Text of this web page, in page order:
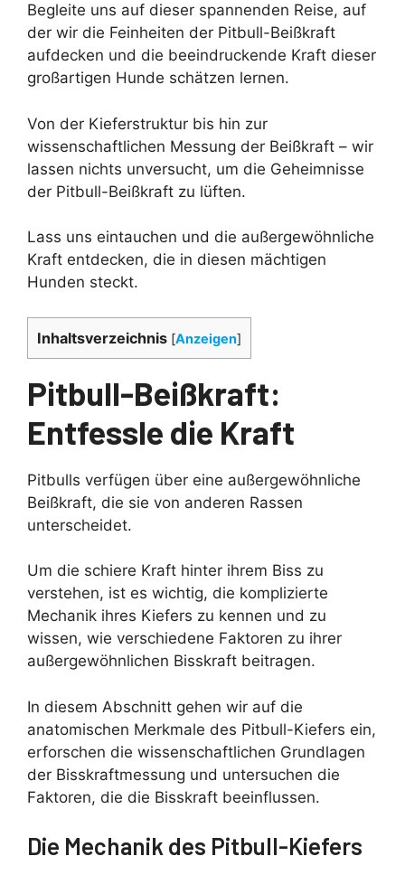
Begleite uns auf dieser spannenden Reise, auf
der wir die Feinheiten der Pitbull-Beißkraft
aufdecken und die beeindruckende Kraft dieser
großartigen Hunde schätzen lernen.
Von der Kieferstruktur bis hin zur
wissenschaftlichen Messung der Beißkraft – wir
lassen nichts unversucht, um die Geheimnisse
der Pitbull-Beißkraft zu lüften.
Lass uns eintauchen und die außergewöhnliche
Kraft entdecken, die in diesen mächtigen
Hunden steckt.
Inhaltsverzeichnis [Anzeigen]
Pitbull-Beißkraft:
Entfessle die Kraft
Pitbulls verfügen über eine außergewöhnliche
Beißkraft, die sie von anderen Rassen
unterscheidet.
Um die schiere Kraft hinter ihrem Biss zu
verstehen, ist es wichtig, die komplizierte
Mechanik ihres Kiefers zu kennen und zu
wissen, wie verschiedene Faktoren zu ihrer
außergewöhnlichen Bisskraft beitragen.
In diesem Abschnitt gehen wir auf die
anatomischen Merkmale des Pitbull-Kiefers ein,
erforschen die wissenschaftlichen Grundlagen
der Bisskraftmessung und untersuchen die
Faktoren, die die Bisskraft beeinflussen.
Die Mechanik des Pitbull-Kiefers